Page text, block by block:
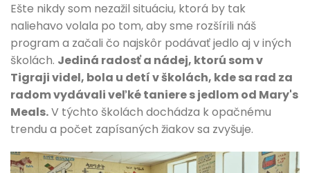
Ešte nikdy som nezažil situáciu, ktorá by tak
naliehavo volala po tom, aby sme rozšírili náš
program a začali čo najskôr podávať jedlo aj v iných
školách. Jediná radosť a nádej, ktorú som v
Tigraji videl, bola u detí v školách, kde sa rad za
radom vydávali veľké taniere s jedlom od Mary's
Meals.V týchto školách dochádza k opačnému
trendu a počet zapísaných žiakov sa zvyšuje.